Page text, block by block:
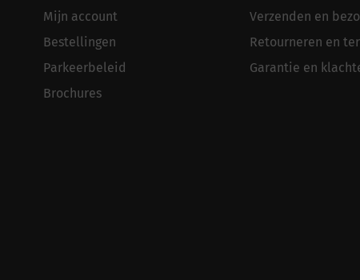
Mijn account
Bestellingen
Parkeerbeleid
Brochures
Verzenden en
Retourneren en
Garantie en